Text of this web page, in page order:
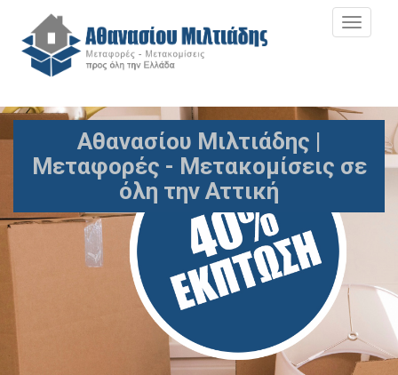
Αθανασίου Μιλτιάδης |
Μεταφορές - Μετακομίσεις σε
όλη την Αττική